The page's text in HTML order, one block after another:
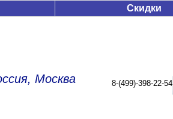
Скидки
Москва 8-(499)-398-22-54